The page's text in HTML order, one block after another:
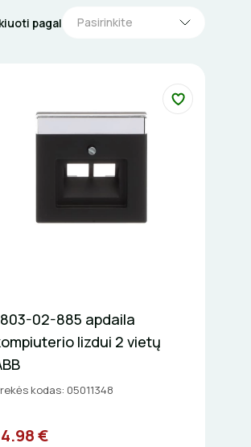
pagal Pasirinkite
02-885 apdaila
lizdui 2 vietų
kodas: 05011348
€